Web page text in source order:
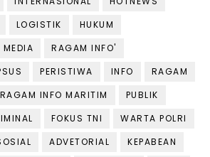
LOGISTIK
HUKUM
MEDIA
RAGAM INFO'
PERISTIWA INFO
RAGAM
RAGAM INFO MARITIM
PUBLIK
FOKUS TNI
WARTA POLRI
ADVETORIAL
KEPABEAN